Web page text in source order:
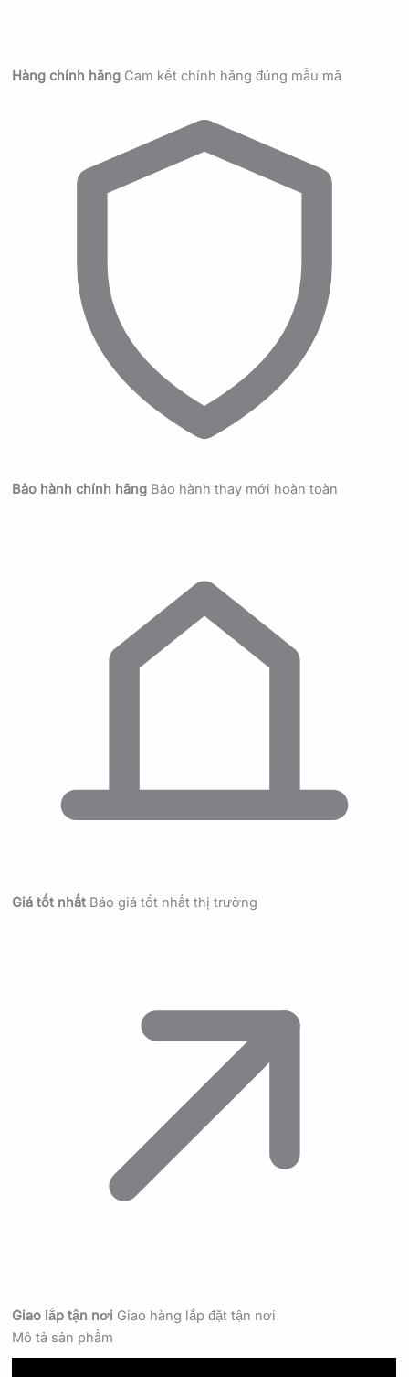
Hàng chính hãng Cam kết chính hãng đúng mẫu mã
Bảo hành chính hãng Bảo hành thay mới hoàn toàn
Giá tốt nhất Báo giá tốt nhất thị trường
Giao lắp tận nơi Giao hàng lắp đặt tận nơi
Mô tả sản phẩm